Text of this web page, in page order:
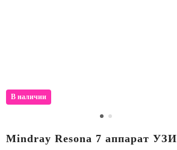
В наличии
Mindray Resona 7 аппарат УЗИ